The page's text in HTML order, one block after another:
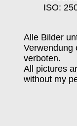
ISO:
Alle Bilder
Verwendung
verboten.
All pictures
without my